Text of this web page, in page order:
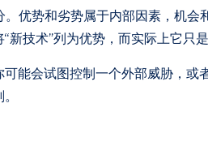
优势和劣势属于内部因素，机会
技术”列为优势，而实际上它只
能会试图控制一个外部威胁，或